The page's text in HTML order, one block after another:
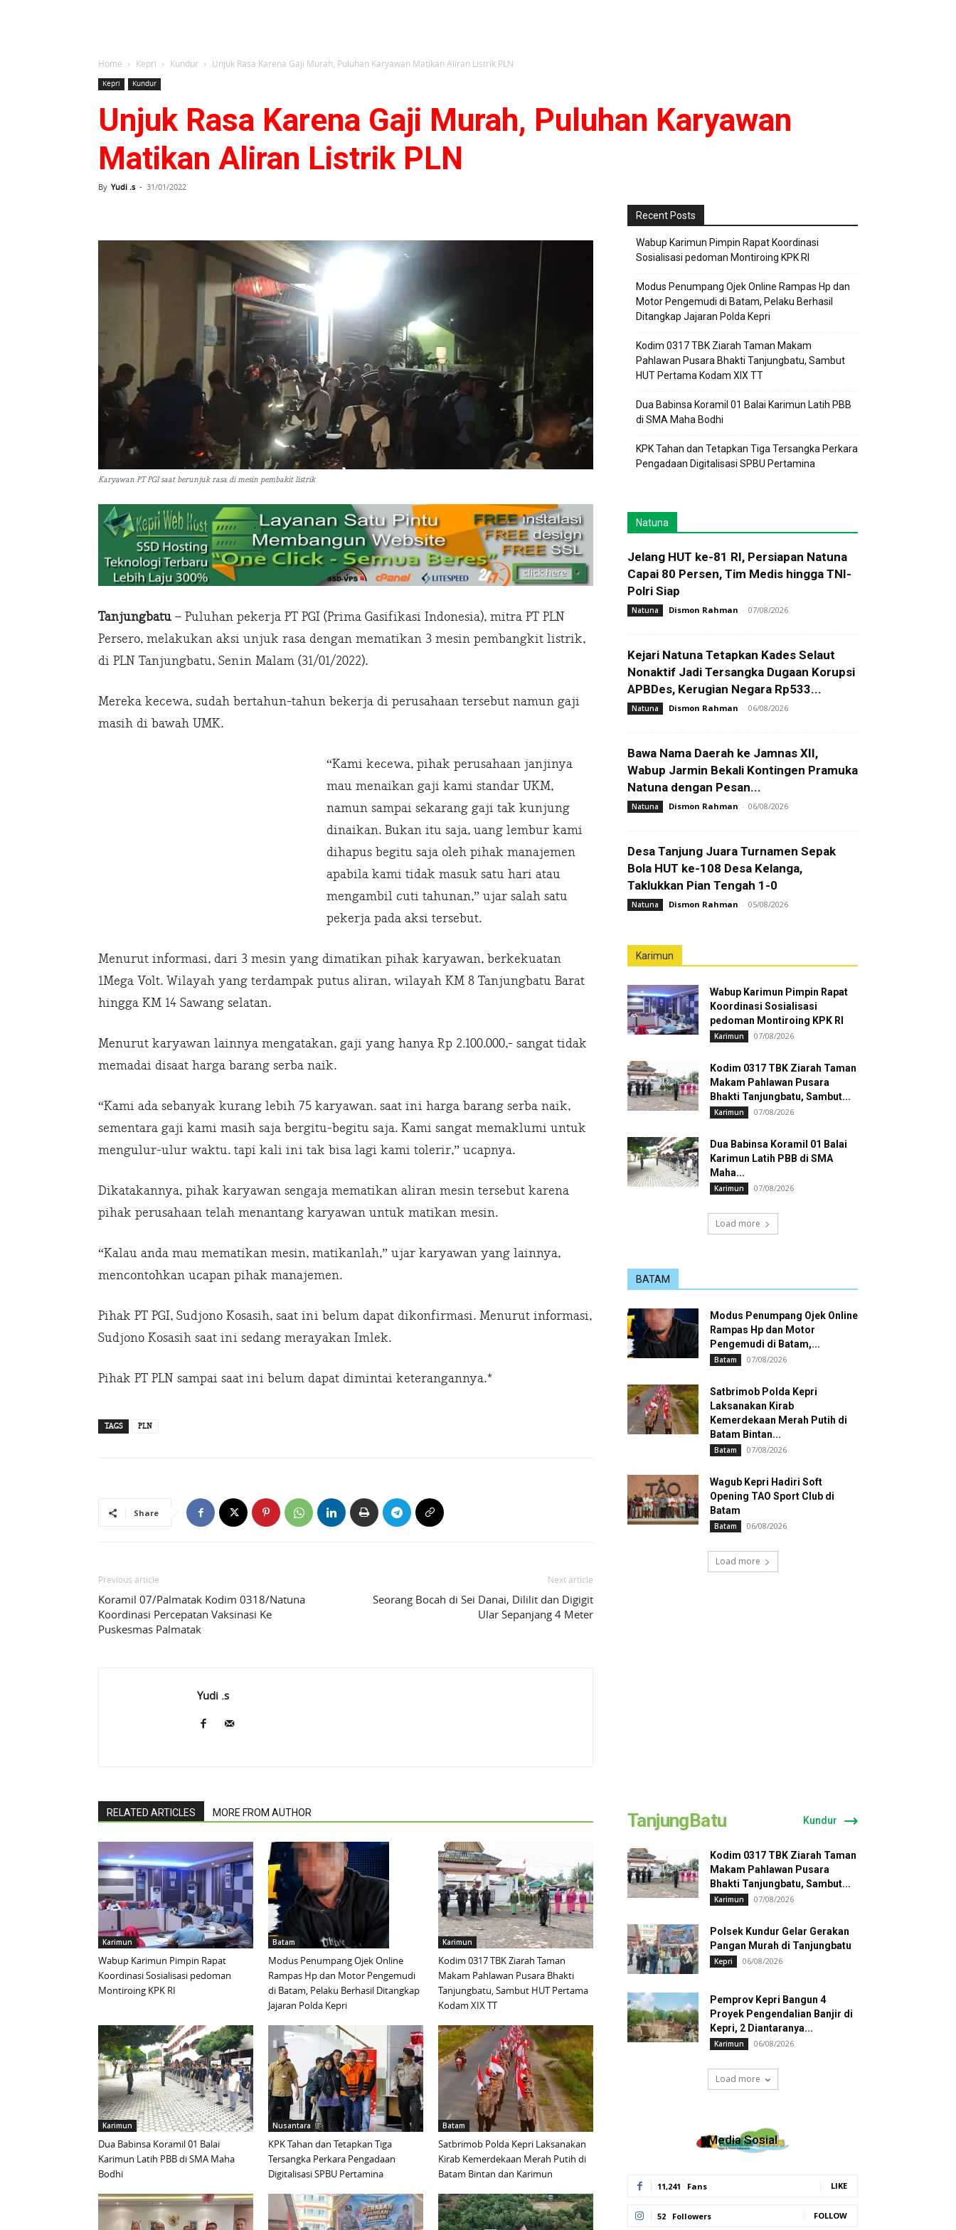
Home Kepri Kundur Unjuk Rasa Karena Gaji Murah, Puluhan Karyawan Matikan Aliran Listrik PLN
Kepri Kundur
Unjuk Rasa Karena Gaji Murah, Puluhan Karyawan
Matikan Aliran Listrik PLN
By Yudi .s - 31/01/2022
Karyawan PT PGI saat berunjuk rasa di mesin pembakit listrik
Tanjungbatu – Puluhan pekerja PT PGI (Prima Gasifikasi Indonesia), mitra PT PLN
Persero, melakukan aksi unjuk rasa dengan mematikan 3 mesin pembangkit listrik,
di PLN Tanjungbatu, Senin Malam (31/01/2022).
Mereka kecewa, sudah bertahun-tahun bekerja di perusahaan tersebut namun gaji
masih di bawah UMK.
“Kami kecewa, pihak perusahaan janjinya
mau menaikan gaji kami standar UKM,
namun sampai sekarang gaji tak kunjung
dinaikan. Bukan itu saja, uang lembur kami
dihapus begitu saja oleh pihak manajemen
apabila kami tidak masuk satu hari atau
mengambil cuti tahunan,” ujar salah satu
pekerja pada aksi tersebut.
Menurut informasi, dari 3 mesin yang dimatikan pihak karyawan, berkekuatan
1Mega Volt. Wilayah yang terdampak putus aliran, wilayah KM 8 Tanjungbatu Barat
hingga KM 14 Sawang selatan.
Menurut karyawan lainnya mengatakan, gaji yang hanya Rp 2.100.000,- sangat tidak
memadai disaat harga barang serba naik.
“Kami ada sebanyak kurang lebih 75 karyawan. saat ini harga barang serba naik,
sementara gaji kami masih saja bergitu-begitu saja. Kami sangat memaklumi untuk
mengulur-ulur waktu. tapi kali ini tak bisa lagi kami tolerir,” ucapnya.
Dikatakannya, pihak karyawan sengaja mematikan aliran mesin tersebut karena
pihak perusahaan telah menantang karyawan untuk matikan mesin.
“Kalau anda mau mematikan mesin, matikanlah,” ujar karyawan yang lainnya,
mencontohkan ucapan pihak manajemen.
Pihak PT PGI, Sudjono Kosasih, saat ini belum dapat dikonfirmasi. Menurut informasi,
Sudjono Kosasih saat ini sedang merayakan Imlek.
Pihak PT PLN sampai saat ini belum dapat dimintai keterangannya.*
TAGS PLN
Share
Previous article
Koramil 07/Palmatak Kodim 0318/Natuna
Koordinasi Percepatan Vaksinasi Ke
Puskesmas Palmatak
Next article
Seorang Bocah di Sei Danai, Dililit dan Digigit
Ular Sepanjang 4 Meter
Yudi .s
RELATED ARTICLES MORE FROM AUTHOR
Karimun
Wabup Karimun Pimpin Rapat
Koordinasi Sosialisasi pedoman
Montiroing KPK RI
Batam
Modus Penumpang Ojek Online
Rampas Hp dan Motor Pengemudi
di Batam, Pelaku Berhasil Ditangkap
Jajaran Polda Kepri
Karimun
Kodim 0317 TBK Ziarah Taman
Makam Pahlawan Pusara Bhakti
Tanjungbatu, Sambut HUT Pertama
Kodam XIX TT
Karimun
Dua Babinsa Koramil 01 Balai
Karimun Latih PBB di SMA Maha
Bodhi
Nusantara
KPK Tahan dan Tetapkan Tiga
Tersangka Perkara Pengadaan
Digitalisasi SPBU Pertamina
Batam
Satbrimob Polda Kepri Laksanakan
Kirab Kemerdekaan Merah Putih di
Batam Bintan dan Karimun
Recent Posts
Wabup Karimun Pimpin Rapat Koordinasi
Sosialisasi pedoman Montiroing KPK RI
Modus Penumpang Ojek Online Rampas Hp dan
Motor Pengemudi di Batam, Pelaku Berhasil
Ditangkap Jajaran Polda Kepri
Kodim 0317 TBK Ziarah Taman Makam
Pahlawan Pusara Bhakti Tanjungbatu, Sambut
HUT Pertama Kodam XIX TT
Dua Babinsa Koramil 01 Balai Karimun Latih PBB
di SMA Maha Bodhi
KPK Tahan dan Tetapkan Tiga Tersangka Perkara
Pengadaan Digitalisasi SPBU Pertamina
Natuna
Jelang HUT ke-81 RI, Persiapan Natuna
Capai 80 Persen, Tim Medis hingga TNI-
Polri Siap
Natuna Dismon Rahman - 07/08/2026
Kejari Natuna Tetapkan Kades Selaut
Nonaktif Jadi Tersangka Dugaan Korupsi
APBDes, Kerugian Negara Rp533...
Natuna Dismon Rahman - 06/08/2026
Bawa Nama Daerah ke Jamnas XII,
Wabup Jarmin Bekali Kontingen Pramuka
Natuna dengan Pesan...
Natuna Dismon Rahman - 06/08/2026
Desa Tanjung Juara Turnamen Sepak
Bola HUT ke-108 Desa Kelanga,
Taklukkan Pian Tengah 1-0
Natuna Dismon Rahman - 05/08/2026
Karimun
Wabup Karimun Pimpin Rapat
Koordinasi Sosialisasi
pedoman Montiroing KPK RI
Karimun 07/08/2026
Kodim 0317 TBK Ziarah Taman
Makam Pahlawan Pusara
Bhakti Tanjungbatu, Sambut...
Karimun 07/08/2026
Dua Babinsa Koramil 01 Balai
Karimun Latih PBB di SMA
Maha...
Karimun 07/08/2026
Load more
BATAM
Modus Penumpang Ojek Online
Rampas Hp dan Motor
Pengemudi di Batam,...
Batam 07/08/2026
Satbrimob Polda Kepri
Laksanakan Kirab
Kemerdekaan Merah Putih di
Batam Bintan...
Batam 07/08/2026
Wagub Kepri Hadiri Soft
Opening TAO Sport Club di
Batam
Batam 06/08/2026
Load more
TanjungBatu Kundur
Kodim 0317 TBK Ziarah Taman
Makam Pahlawan Pusara
Bhakti Tanjungbatu, Sambut...
Karimun 07/08/2026
Polsek Kundur Gelar Gerakan
Pangan Murah di Tanjungbatu
Kepri 06/08/2026
Pemprov Kepri Bangun 4
Proyek Pengendalian Banjir di
Kepri, 2 Diantaranya...
Karimun 06/08/2026
Load more
Media Sosial
11,241 Fans LIKE
52 Followers FOLLOW